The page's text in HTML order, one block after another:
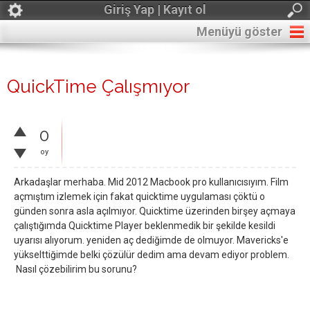
Giriş Yap | Kayıt ol
Menüyü göster
QuickTime Çalışmıyor
0
oy
Arkadaşlar merhaba. Mid 2012 Macbook pro kullanıcısıyım. Film
açmıştım izlemek için fakat quicktime uygulaması çöktü o
günden sonra asla açılmıyor. Quicktime üzerinden birşey açmaya
çalıştığımda Quicktime Player beklenmedik bir şekilde kesildi
uyarısı alıyorum. yeniden aç dediğimde de olmuyor. Mavericks'e
yükselttiğimde belki çözülür dedim ama devam ediyor problem.
Nasıl çözebilirim bu sorunu?